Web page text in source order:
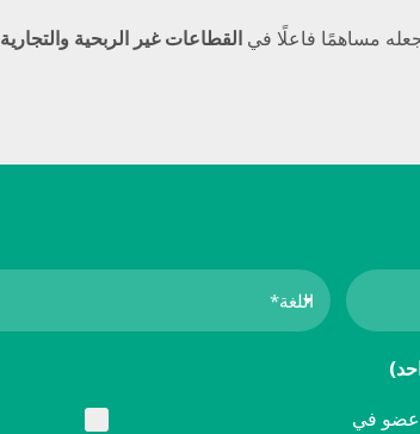
مساهمًا فاعلًا في القطاعات غير الربحية والتجارية
عضو في